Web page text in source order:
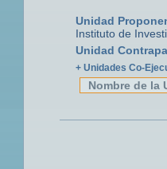
Unidad
Instituto de
Unidad
+ Unidades Co-
Nombre de la